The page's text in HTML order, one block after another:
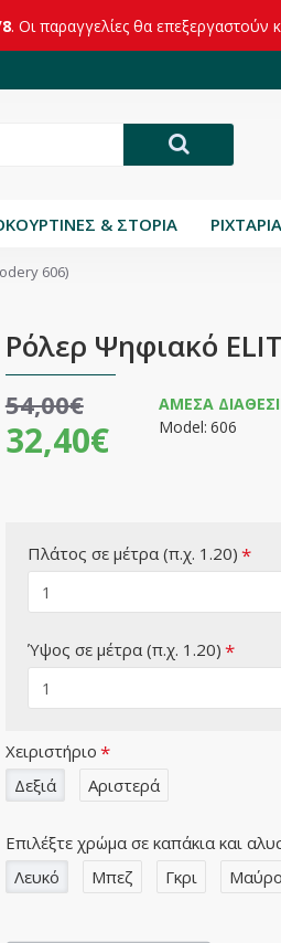
. Οι παραγγελίες θα επεξεργαστούν
& ΣΤΟΡΙΑ ΡΙΧΤΑΡΙΑ
606)
Ρόλερ Ψηφιακό
32,40€
54,00€
ΆΜΕΣΑ
Model: 606
Πλάτος σε μέτρα (π.χ. 1.20)
Ύψος σε μέτρα (π.χ. 1.20)
Χειριστήριο
Δεξιά
Αριστερά
Επιλέξτε χρώμα σε καπάκια και
Λευκό
Μπεζ Γκρι Μαύρο